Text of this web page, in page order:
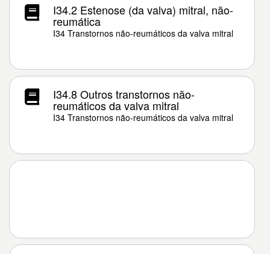
I34.2 Estenose (da valva) mitral, não-
reumática
I34 Transtornos não-reumáticos da valva mitral
I34.8 Outros transtornos não-
reumáticos da valva mitral
I34 Transtornos não-reumáticos da valva mitral